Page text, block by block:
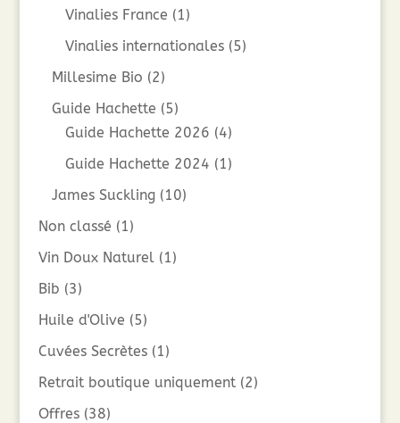
Vinalies France (1)
Vinalies internationales (5)
Millesime Bio (2)
Guide Hachette (5)
Guide Hachette 2026 (4)
Guide Hachette 2024 (1)
James Suckling (10)
Non classé (1)
Vin Doux Naturel (1)
Bib (3)
Huile d'Olive (5)
Cuvées Secrètes (1)
Retrait boutique uniquement (2)
Offres (38)